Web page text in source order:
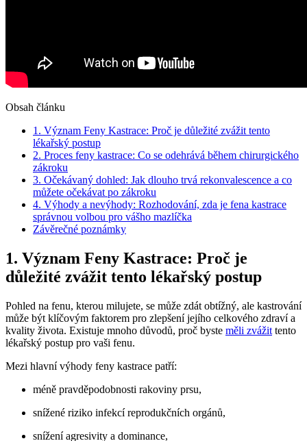
Obsah článku
1. Význam Feny Kastrace: Proč je důležité zvážit tento
lékařský postup
2. Proces feny kastrace: Co se odehrává během chirurgického
zákroku
3. Očekávaný dohled: Jak dlouho trvá rekonvalescence a co
můžete očekávat po zákroku
4. Výhody a nevýhody: Rozhodování, zda je fena kastrace
správnou volbou pro vášho mazlíčka
Závěrečné poznámky
1. Význam Feny Kastrace: Proč je
důležité zvážit tento lékařský postup
Pohled na fenu, kterou milujete, se může zdát obtížný, ale kastrování
může být klíčovým faktorem pro zlepšení jejího celkového zdraví a
kvality života. Existuje mnoho důvodů, proč byste měli zvážit tento
lékařský postup pro vaši fenu.
Mezi hlavní výhody feny kastrace patří:
méně pravděpodobnosti rakoviny prsu,
snížené riziko infekcí reprodukčních orgánů,
snížení agresivity a dominance,